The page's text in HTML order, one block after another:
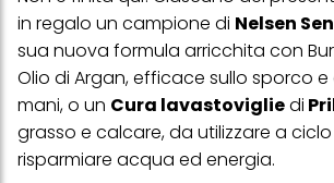
in regalo un campione di Nelsen
sua nuova formula arricchita con
Olio di Argan, efficace sullo sporco
mani, o un Cura lavastovigliedi
grasso e calcare, da utilizzare a
risparmiare acqua ed energia.
profili per scopi di marketing personalizzato, in
visualizzare annunci pubblicitari che
(basati, ad esempio, sui tuoi interessi
web e altri media (di terzi) tramite i dispositivi
alla tua famiglia, nonché per misurare e
delle campagne pubblicitarie.
Puoi trovare maggiori informazioni sul
nella nostra Informativa sulla protezione dei